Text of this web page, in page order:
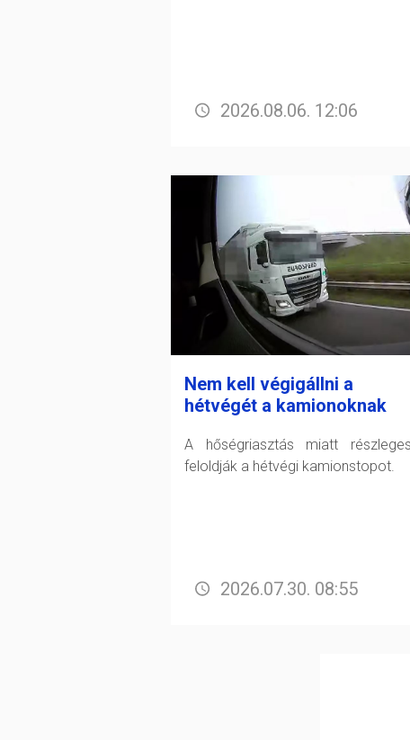
2026.08.06. 12:06
Nem kell végigállni a
hétvégét a kamionoknak
A hőségriasztás miatt
feloldják a hétvégi kamionstopot.
2026.07.30. 08:55